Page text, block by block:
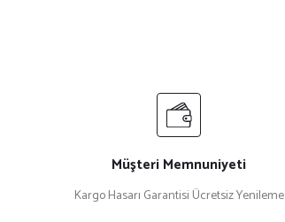
Müşteri Memnuniyeti
Kargo Hasarı Garantisi Ücretsiz Yenileme